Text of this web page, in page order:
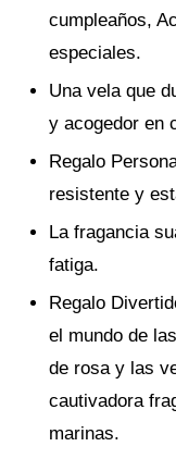
cumpleaños,
especiales.
Una vela que
y acogedor en
Regalo
resistente y
La fragancia
fatiga.
Regalo
el mundo de
de rosa y las
cautivadora
marinas.